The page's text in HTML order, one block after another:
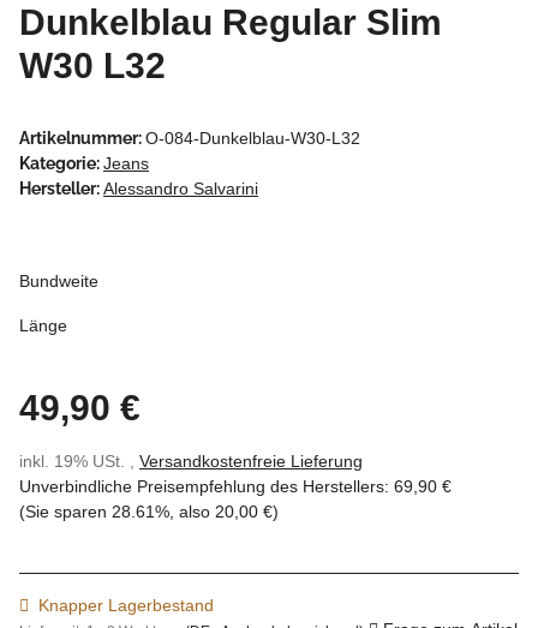
Dunkelblau Regular Slim
W30 L32
Artikelnummer:O-084-Dunkelblau-W30-L32
Kategorie:Jeans
Hersteller:Alessandro Salvarini
Bundweite
Länge
49,90 €
inkl. 19% USt. , Versandkostenfreie Lieferung
Unverbindliche Preisempfehlung des Herstellers: 69,90 €
(Sie sparen 28.61% , also 20,00 €)
Knapper Lagerbestand